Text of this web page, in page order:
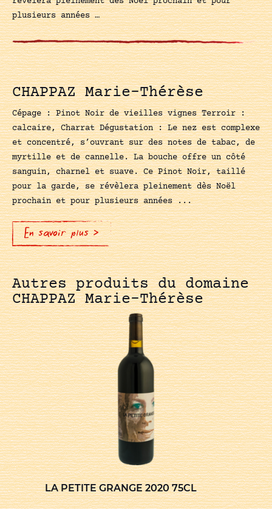
plusieurs années …
CHAPPAZ Marie-Thérèse
Cépage : Pinot Noir de vieilles vignes Terroir :
calcaire, Charrat Dégustation : Le nez est complexe
et concentré, s’ouvrant sur des notes de tabac, de
myrtille et de cannelle. La bouche offre un côté
sanguin, charnel et suave. Ce Pinot Noir, taillé
pour la garde, se révèlera pleinement dès Noël
prochain et pour plusieurs années ...
En savoir plus >
Autres produits du domaine
CHAPPAZ Marie-Thérèse
LA PETITE GRANGE 2020 75CL